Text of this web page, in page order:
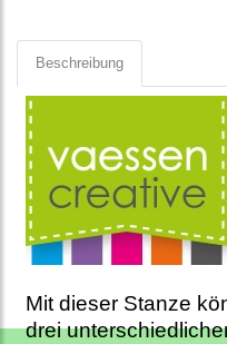
Beschreibung
Mit dieser Stanze
drei